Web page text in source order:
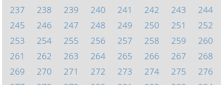
237
238 239 240 241 242 243
244
245
246 247 248 249 250 251
252
253
254 255 256 257 258 259
260
261
262 263 264 265 266 267
268
269
270 271 272 273 274 275
276